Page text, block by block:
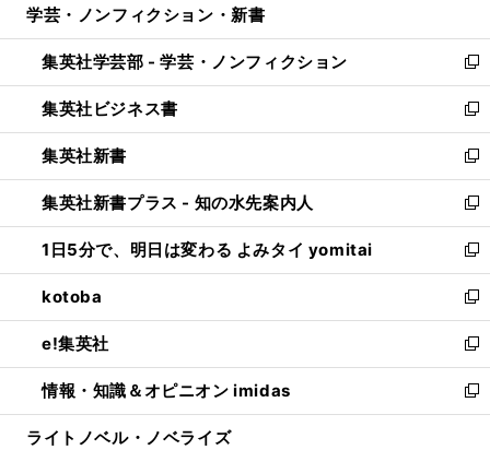
開
く
ウ
で
開
く
ン
ド
ウ
で
開
く
ウ
ィ
ン
ド
ウ
で
開
く
学芸・ノンフィクション・新書
集英社学芸部 - 学芸・ノンフィクション
新
し
い
ウ
ィ
ン
ド
ウ
で
開
く
集英社ビジネス書
新
し
い
ウ
ィ
ン
ド
ウ
で
開
く
集英社新書
新
し
い
ウ
ィ
ン
ド
ウ
で
開
く
集英社新書プラス - 知の水先案内人
新
し
い
ウ
ィ
ン
ド
ウ
で
開
1日5分で、明日は変わる よみタイ yomitai
新
し
い
ウ
ィ
ン
ド
ウ
kotoba
新
し
い
ウ
ィ
ン
e!集英社
新
し
い
ウ
情報・知識＆オピニオン imidas
新
し
ライトノベル・ノベライズ